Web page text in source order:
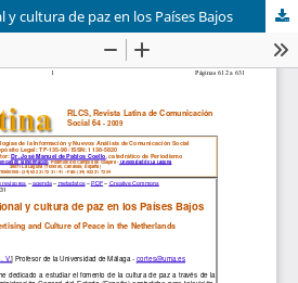
cultura de paz en los Países Bajos